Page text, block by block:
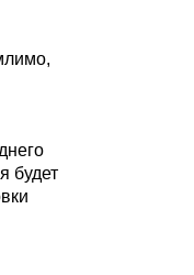
будет